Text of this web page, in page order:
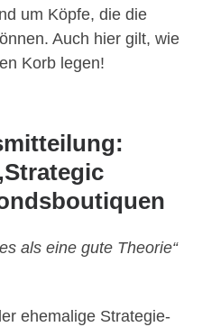
um Köpfe, die die
Auch hier gilt, wie
Korb legen!
als eine gute Theorie“
ehemalige Strategie-